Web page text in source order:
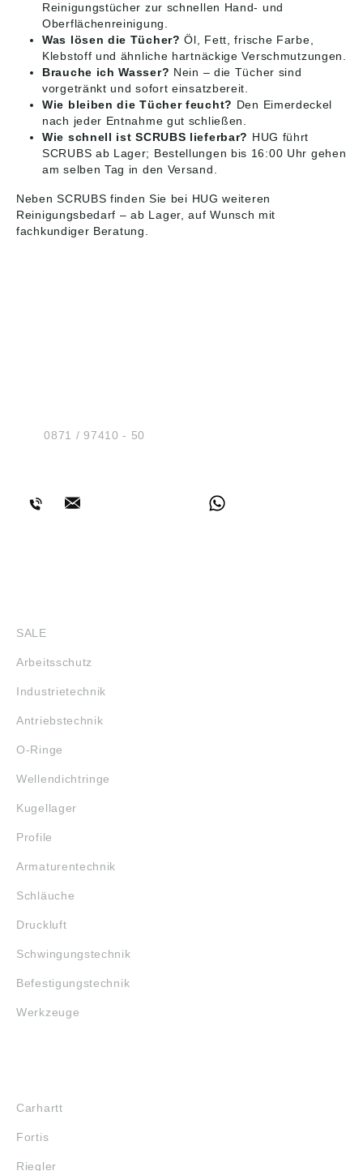
Reinigungstücher zur schnellen Hand- und
Oberflächenreinigung.
Was lösen die Tücher? Öl, Fett, frische Farbe,
Klebstoff und ähnliche hartnäckige Verschmutzungen.
Brauche ich Wasser? Nein – die Tücher sind
vorgetränkt und sofort einsatzbereit.
Wie bleiben die Tücher feucht? Den Eimerdeckel
nach jeder Entnahme gut schließen.
Wie schnell ist SCRUBS lieferbar? HUG führt
SCRUBS ab Lager; Bestellungen bis 16:00 Uhr gehen
am selben Tag in den Versand.
Neben SCRUBS finden Sie bei HUG weiteren
Reinigungsbedarf – ab Lager, auf Wunsch mit
fachkundiger Beratung.
Tel.:0871 / 97410 - 50
SALE
Arbeitsschutz
Industrietechnik
Antriebstechnik
O-Ringe
Wellendichtringe
Kugellager
Profile
Armaturentechnik
Schläuche
Druckluft
Schwingungstechnik
Befestigungstechnik
Werkzeuge
Carhartt
Fortis
Riegler